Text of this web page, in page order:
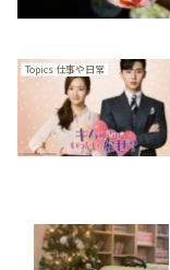
Topics 仕事や日常